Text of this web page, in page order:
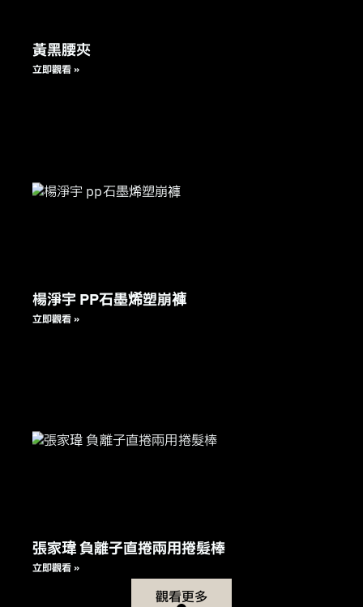
黃黑腰夾
立即觀看 »
楊淨宇 PP石墨烯塑崩褲
立即觀看 »
張家瑋 負離子直捲兩用捲髮棒
立即觀看 »
觀看更多